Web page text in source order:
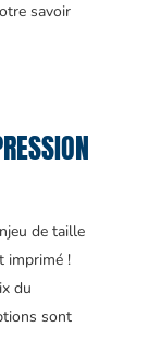
savoir
de taille
imprimé !
du
sont